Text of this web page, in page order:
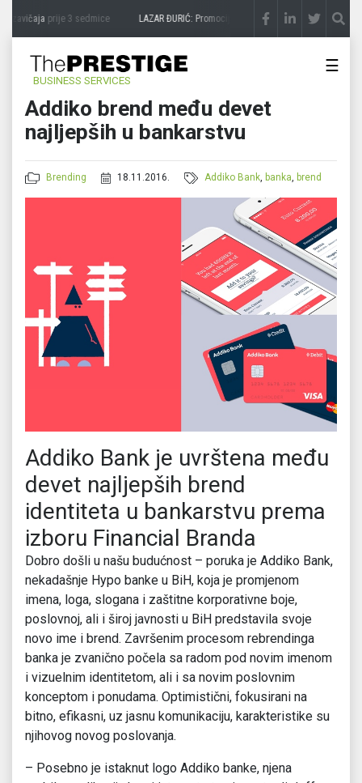
zavičajaprije 3 sedmice LAZAR ĐURIĆ: Promocija potencijal pretvara u destinaciju
BUSINESS SERVICES
☰
Addiko brend među devet
najljepših u bankarstvu
Brending 18.11.2016. Addiko Bank, banka, brend
Addiko Bank je uvrštena među
devet najljepših brend
identiteta u bankarstvu prema
izboru Financial Branda
Dobro došli u našu budućnost – poruka je Addiko Bank,
nekadašnje Hypo banke u BiH, koja je promjenom
imena, loga, slogana i zaštitne korporativne boje,
poslovnoj, ali i široj javnosti u BiH predstavila svoje
novo ime i brend. Završenim procesom rebrendinga
banka je zvanično počela sa radom pod novim imenom
i vizuelnim identitetom, ali i sa novim poslovnim
konceptom i ponudama. Optimistični, fokusirani na
bitno, efikasni, uz jasnu komunikaciju, karakteristike su
njihovog novog poslovanja.
– Posebno je istaknut logo Addiko banke, njena